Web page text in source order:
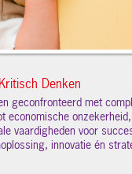
Denken
geconfronteerd met
economische
vaardigheden voor
innovatie én